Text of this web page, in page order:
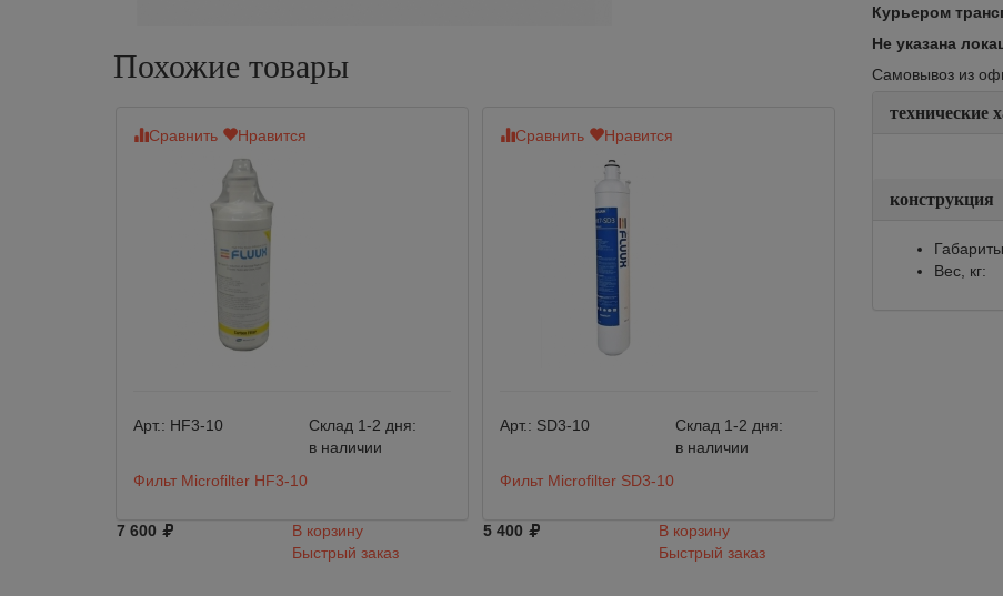
Похожие товары
Сравнить Нравится
Арт.: HF3-10
Склад 1-2 дня:
в наличии
Фильт Microfilter HF3-10
7 600
В корзину
Быстрый заказ
Сравнить Нравится
Арт.: SD3-10
Склад 1-2 дня:
в наличии
Фильт Microfilter SD3-10
5 400
В корзину
Быстрый заказ
Курьером
Не указана
Самовывоз из
технические
конструкция
Вес, кг: